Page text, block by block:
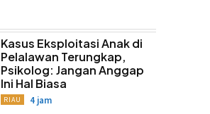
Kasus Eksploitasi Anak di
Pelalawan Terungkap,
Psikolog: Jangan Anggap
Ini Hal Biasa
RIAU 4 jam